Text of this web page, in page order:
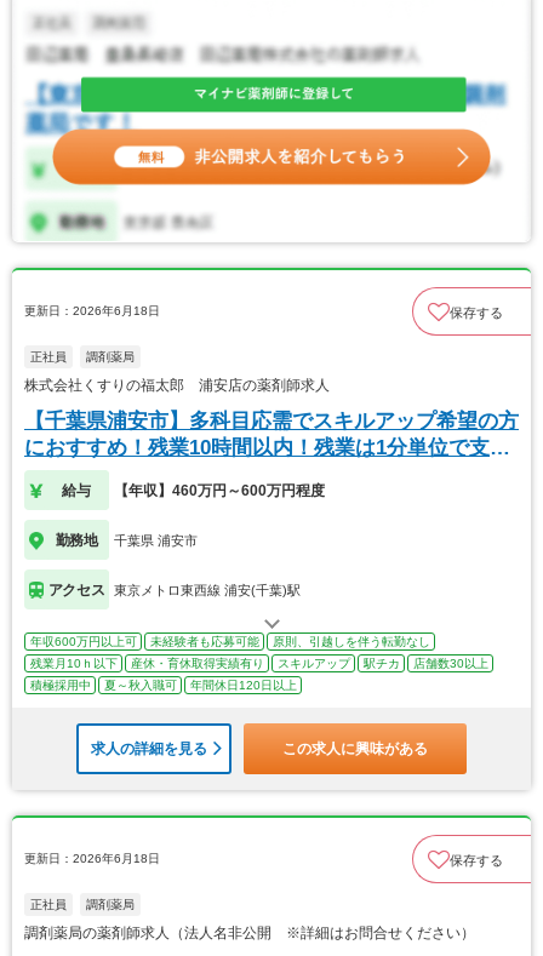
更新日：2026年6月18日 保存する
正社員 調剤薬局
株式会社くすりの福太郎 浦安店の薬剤師求人
【千葉県浦安市】多科目応需でスキルアップ希望の方
におすすめ！残業10時間以内！残業は1分単位で支
給！
給与 【年収】460万円～600万円程度
勤務地 千葉県 浦安市
アクセス 東京メトロ東西線 浦安(千葉)駅
年収600万円以上可 未経験者も応募可能
原則、引越しを伴う転勤なし
残業月10ｈ以下
産休・育休取得実績有り スキルアップ 駅チカ
店舗数30以上
積極採用中
夏～秋入職可 年間休日120日以上
求人の詳細を見る この求人に興味がある
更新日：2026年6月18日 保存する
正社員 調剤薬局
調剤薬局の薬剤師求人（法人名非公開 ※詳細はお問合せください）